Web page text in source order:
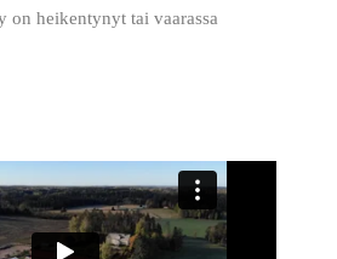
on heikentynyt tai vaarassa